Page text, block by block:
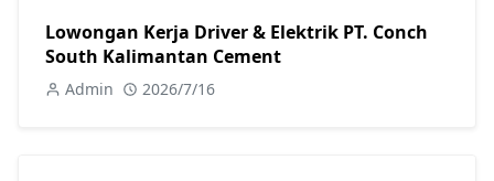
Lowongan Kerja Driver & Elektrik PT. Conch
South Kalimantan Cement
Admin 2026/7/16